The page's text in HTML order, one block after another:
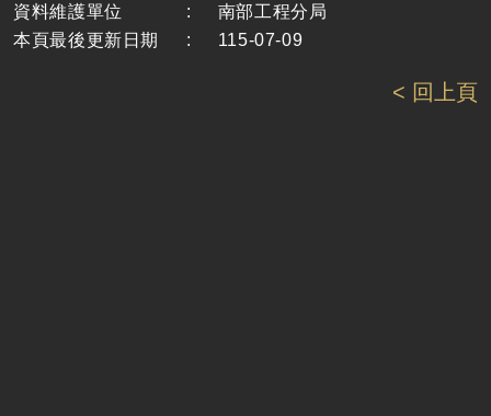
資料維護單位
:
南部工程分局
本頁最後更新日期
: 115-07-09
< 回上頁